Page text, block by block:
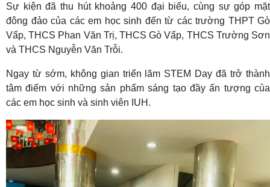
Sự kiện đã thu hút khoảng 400 đại biểu, cùng sự góp mặt
đông đảo của các em học sinh đến từ các trường THPT Gò
Vấp, THCS Phan Văn Trị, THCS Gò Vấp, THCS Trường Sơn
và THCS Nguyễn Văn Trỗi.
Ngay từ sớm, không gian triển lãm STEM Day đã trở thành
tâm điểm với những sản phẩm sáng tạo đầy ấn tượng của
các em học sinh và sinh viên IUH .